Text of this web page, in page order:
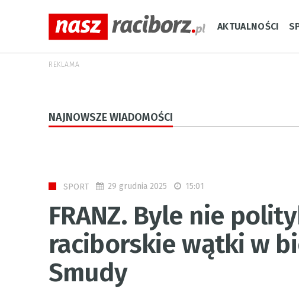
AKTUALNOŚCI
REKLAMA
NAJNOWSZE WIADOMOŚCI
SPORT 29 grudnia 2025 15:01
FRANZ. Byle nie
raciborskie wątki w
Smudy